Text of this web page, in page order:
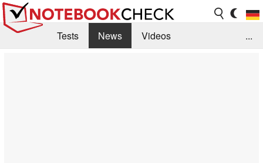
Tests News
Videos
...